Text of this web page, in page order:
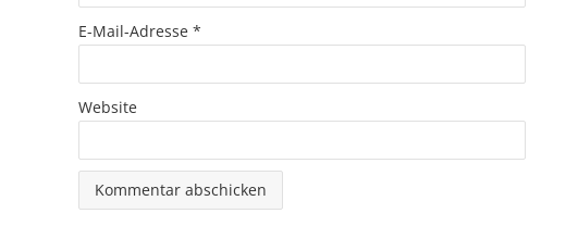
E-Mail-Adresse *
Website